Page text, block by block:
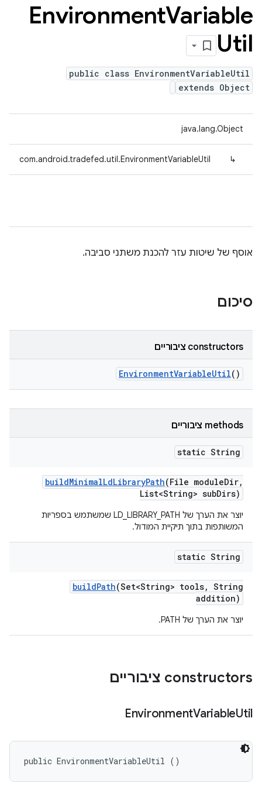
EnvironmentVariable
Util
public class EnvironmentVariableUtil
extends Object
java.lang.Object
↳
com.android.tradefed.util.EnvironmentVariableUtil
אוסף של שיטות עזר להכנת משתני סביבה.
סיכום
‫constructors ציבוריים
EnvironmentVariableUtil()
‫methods ציבוריים
static String
buildMinimalLdLibraryPath(File moduleDir,
List<String> subDirs)
יוצר את הערך של LD_LIBRARY_PATH שמשתמש בספריות
המשותפות בתוך תיקיית המודול.
static String
buildPath(Set<String> tools, String
addition)
יוצר את הערך של PATH.
‫constructors ציבוריים
EnvironmentVariableUtil
public EnvironmentVariableUtil ()